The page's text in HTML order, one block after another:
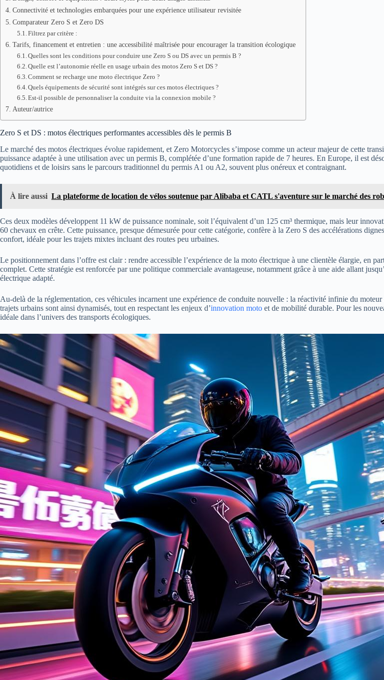
Connectivité et technologies embarquées pour une expérience utilisateur revisitée
Comparateur Zero S et Zero DS
Filtrez par critère :
Tarifs, financement et entretien : une accessibilité maîtrisée pour encourager la transition écologique
Quelles sont les conditions pour conduire une Zero S ou DS avec un permis B ?
Quelle est l’autonomie réelle en usage urbain des motos Zero S et DS ?
Comment se recharge une moto électrique Zero ?
Quels équipements de sécurité sont intégrés sur ces motos électriques ?
Est-il possible de personnaliser la conduite via la connexion mobile ?
Auteur/autrice
Zero S et DS : motos électriques performantes accessibles dès le permis B
Le marché des motos électriques évolue rapidement, et Zero Motorcycles s’impose comme un acteur majeur de cette
puissance adaptée à une utilisation avec un permis B, complétée d’une formation rapide de 7 heures. En Europe, il est
quotidiens et de loisirs sans le parcours traditionnel du permis A1 ou A2, souvent plus onéreux et contraignant.
À lire aussi La plateforme de location de vélos soutenue par Alibaba et CATL s'aventure sur le marché des
Ces deux modèles développent 11 kW de puissance nominale, soit l’équivalent d’un 125 cm³ thermique, mais leur
60 chevaux en crête. Cette puissance, presque démesurée pour cette catégorie, confère à la Zero S des accélérations
confort, idéale pour les trajets mixtes incluant des routes peu urbaines.
Le positionnement dans l’offre est clair : rendre accessible l’expérience de la moto électrique à une clientèle élargie, en
complet. Cette stratégie est renforcée par une politique commerciale avantageuse, notamment grâce à une aide allant
électrique adapté.
Au-delà de la réglementation, ces véhicules incarnent une expérience de conduite nouvelle : la réactivité infinie du
trajets urbains sont ainsi dynamisés, tout en respectant les enjeux d’innovation moto et de mobilité durable. Pour les
idéale dans l’univers des transports écologiques.